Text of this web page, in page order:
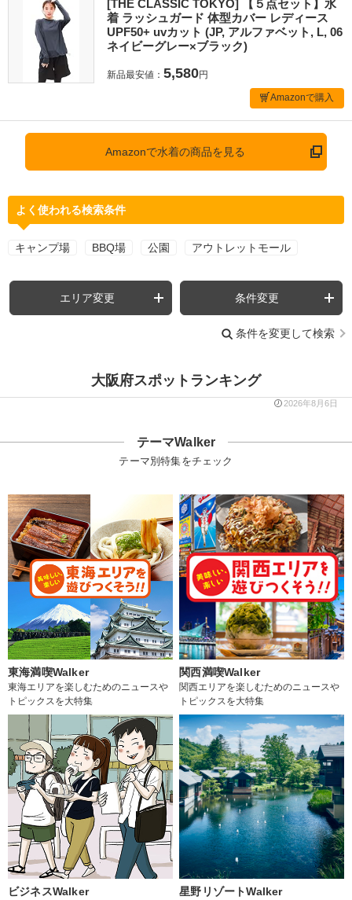
[THE CLASSIC TOKYO] 【５点セット】水
着 ラッシュガード 体型カバー レディース
UPF50+ uvカット (JP, アルファベット, L, 06
ネイビーグレー×ブラック)
新品最安値： 5,580円
Amazonで購入
Amazonで水着の商品を見る
よく使われる検索条件
キャンプ場 BBQ場 公園 アウトレットモール
エリア変更 条件変更
条件を変更して検索
大阪府スポットランキング
2026年8月6日
テーマWalker
テーマ別特集をチェック
東海満喫Walker
東海エリアを楽しむためのニュースや
トピックスを大特集
関西満喫Walker
関西エリアを楽しむためのニュースや
トピックスを大特集
ビジネスWalker 星野リゾートWalker